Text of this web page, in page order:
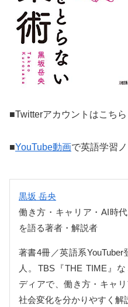
■Twitterアカウントはこち
■YouTube動画で英語学習
黒坂 岳央
働き方・キャリア・AI時
を語る著者・解説者
著書4冊／英語系YouTuber
人。TBS『THE TIME』
ディアで、働き方・キャ
社会変化を分かりやすく解